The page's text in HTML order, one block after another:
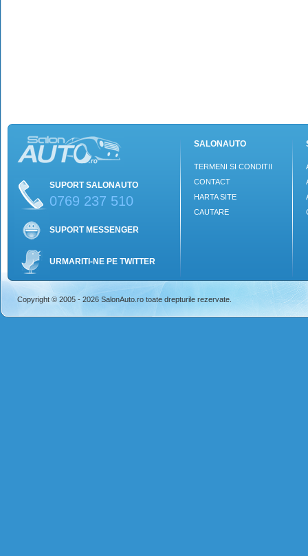
SUPORT SALONAUTO
0769 237 510
SUPORT MESSENGER
URMARITI-NE PE TWITTER
SALONAUTO
TERMENI SI CONDITII
CONTACT
HARTA SITE
CAUTARE
Copyright © 2005 - 2026 SalonAuto.ro toate drepturile rezervate.